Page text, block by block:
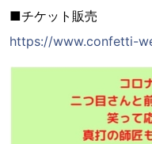
■チケット販売
https://www.confetti-